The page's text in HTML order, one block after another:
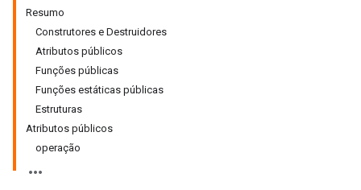
Resumo
Construtores e Destruidores
Atributos públicos
Funções públicas
Funções estáticas públicas
Estruturas
Atributos públicos
operação